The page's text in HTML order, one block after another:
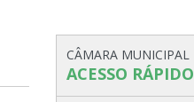
CÂMARA MUNICIPAL
ACESSO RÁPIDO